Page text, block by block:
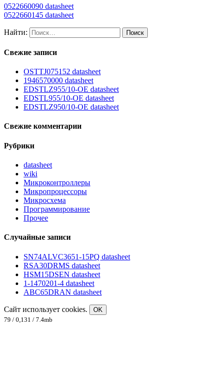
0522660090 datasheet
0522660145 datasheet
Найти:
Свежие записи
OSTTJ075152 datasheet
1946570000 datasheet
EDSTLZ955/10-OE datasheet
EDSTL955/10-OE datasheet
EDSTLZ950/10-OE datasheet
Свежие комментарии
Рубрики
datasheet
wiki
Микроконтроллеры
Микропроцессоры
Микросхема
Программирование
Прочее
Случайные записи
SN74ALVC3651-15PQ datasheet
RSA30DRMS datasheet
HSM15DSEN datasheet
1-1470201-4 datasheet
ABC65DRAN datasheet
Сайт использует cookies.
OK
79 / 0,131 / 7.4mb